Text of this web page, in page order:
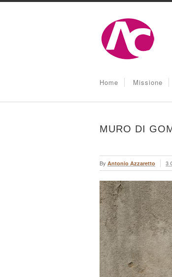
Home Missione
MURO DI
By Antonio Azzaretto 3